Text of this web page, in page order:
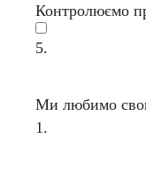
Контролюємо
5.
Ми любимо свою
1.